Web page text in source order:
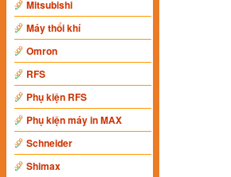
Mitsubishi
Máy thổi khí
Omron
RFS
Phụ kiện RFS
Phụ kiện máy in MAX
Schneider
Shimax